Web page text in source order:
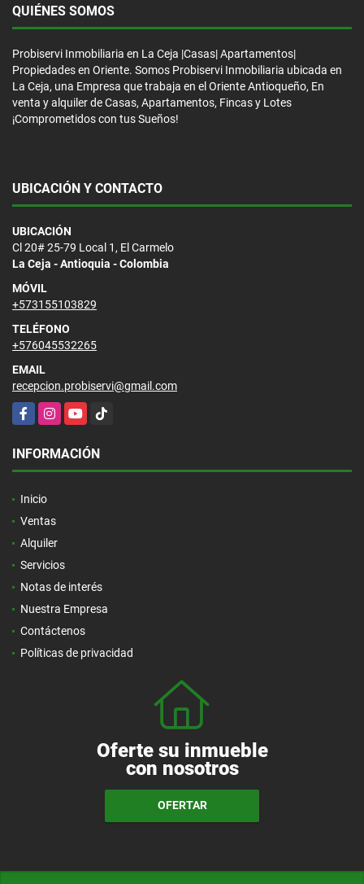
QUIÉNES SOMOS
Probiservi Inmobiliaria en La Ceja |Casas| Apartamentos|
Propiedades en Oriente. Somos Probiservi Inmobiliaria ubicada en
La Ceja, una Empresa que trabaja en el Oriente Antioqueño, En
venta y alquiler de Casas, Apartamentos, Fincas y Lotes
¡Comprometidos con tus Sueños!
UBICACIÓN Y CONTACTO
UBICACIÓN
Cl 20# 25-79 Local 1, El Carmelo
La Ceja - Antioquia - Colombia
MÓVIL
+573155103829
TELÉFONO
+576045532265
EMAIL
recepcion.probiservi@gmail.com
FacebookInstagramYouTubeTikTok
INFORMACIÓN
Inicio
Ventas
Alquiler
Servicios
Notas de interés
Nuestra Empresa
Contáctenos
Políticas de privacidad
Oferte su inmueble
con nosotros
OFERTAR